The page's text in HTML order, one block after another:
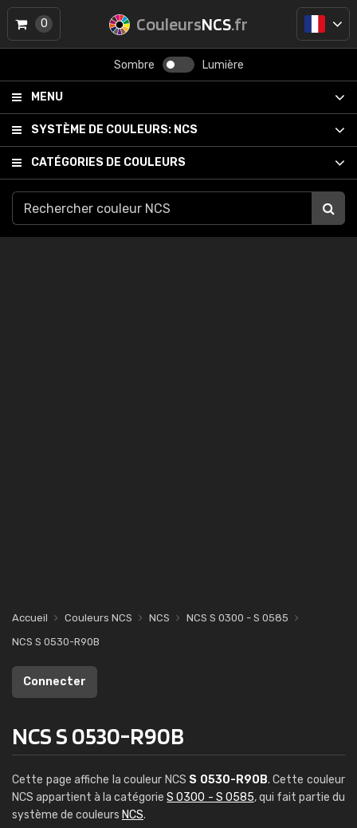
CouleursNCS.fr
Sombre Lumière
MENU
SYSTÈME DE COULEURS: NCS
CATÉGORIES DE COULEURS
0
Accueil Couleurs NCS NCS
NCS S 0300 - S 0585
NCS S 0530-R90B
Connecter
NCS S 0530-R90B
Cette page affiche la couleur NCS S 0530-R90B. Cette couleur
NCS appartient à la catégorieS 0300 - S 0585, qui fait partie du
système de couleurs NCS.